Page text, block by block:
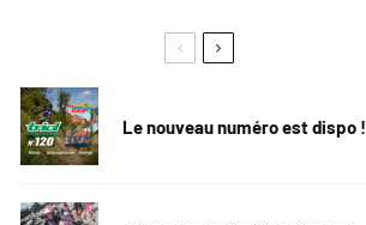
Le nouveau numéro est dispo !